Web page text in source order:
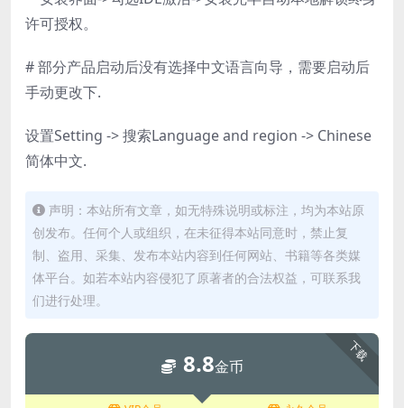
许可授权。
# 部分产品启动后没有选择中文语言向导，需要启动后
手动更改下.
设置Setting -> 搜索Language and region -> Chinese
简体中文.
声明：本站所有文章，如无特殊说明或标注，均为本站原
创发布。任何个人或组织，在未征得本站同意时，禁止复
制、盗用、采集、发布本站内容到任何网站、书籍等各类媒
体平台。如若本站内容侵犯了原著者的合法权益，可联系我
们进行处理。
下载
8.8金币